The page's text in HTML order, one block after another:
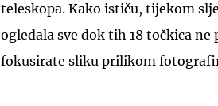
teleskopa. Kako ističu, tijekom
ogledala sve dok tih 18 točkica
fokusirate sliku prilikom